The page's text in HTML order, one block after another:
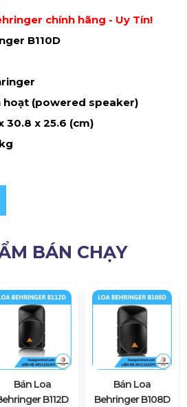
chính hãng - Uy Tín!
B110D
hoạt (powered speaker)
30.8 x 25.6 (cm)
BÁN CHẠY
Bán Loa
B112D
Bán Loa
Behringer B108D